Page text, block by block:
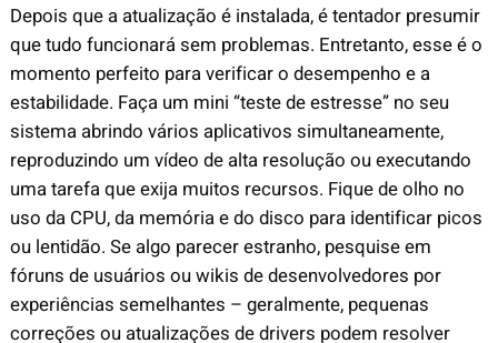
Depois que a atualização é instalada, é tentador presumir
que tudo funcionará sem problemas. Entretanto, esse é o
momento perfeito para verificar o desempenho e a
estabilidade. Faça um mini “teste de estresse” no seu
sistema abrindo vários aplicativos simultaneamente,
reproduzindo um vídeo de alta resolução ou executando
uma tarefa que exija muitos recursos. Fique de olho no
uso da CPU, da memória e do disco para identificar picos
ou lentidão. Se algo parecer estranho, pesquise em
fóruns de usuários ou wikis de desenvolvedores por
experiências semelhantes – geralmente, pequenas
correções ou atualizações de drivers podem resolver